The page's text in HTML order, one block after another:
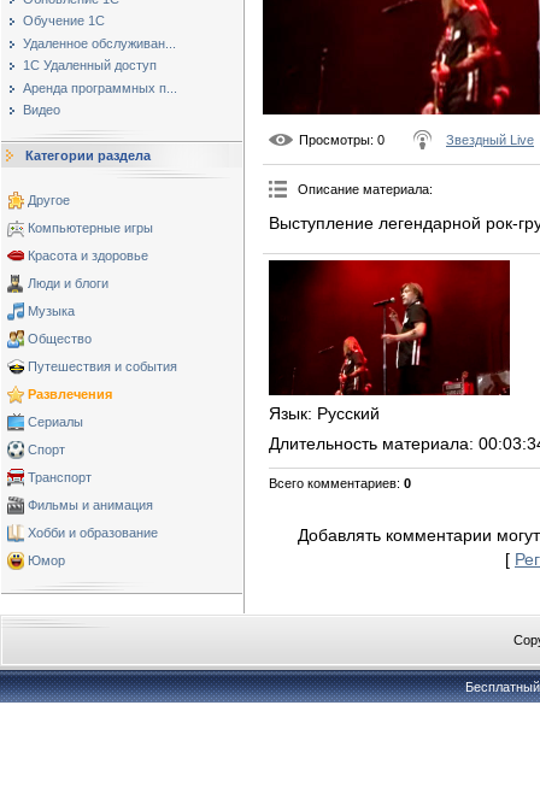
Обучение 1С
Удаленное обслуживан...
1С Удаленный доступ
Аренда программных п...
Видео
Категории раздела
Другое
Компьютерные игры
Красота и здоровье
Люди и блоги
Музыка
Общество
Путешествия и события
Развлечения
Сериалы
Спорт
Транспорт
Фильмы и анимация
Хобби и образование
Юмор
Просмотры: 0 Звездный Live
Описание материала:
Выступление легендарной рок-
Язык: Русский
Длительность материала:
Всего комментариев: 0
Добавлять комментарии
[